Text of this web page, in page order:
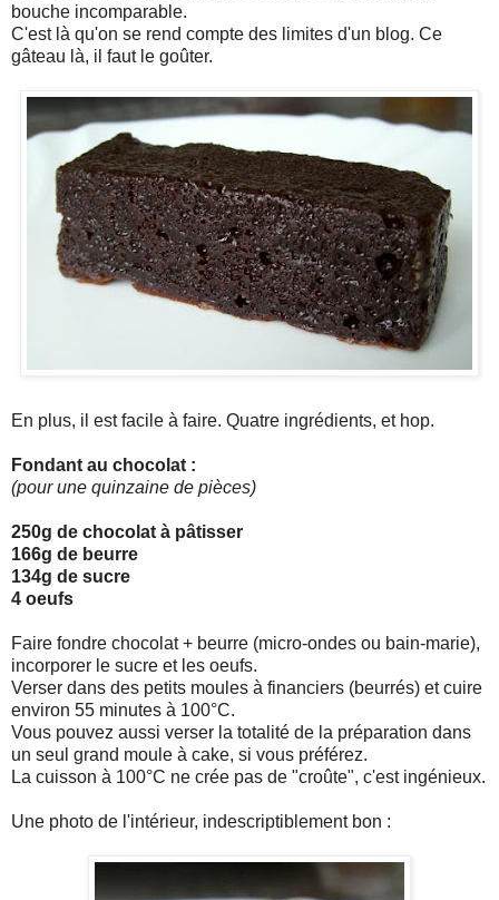
bouche incomparable.
C'est là qu'on se rend compte des limites d'un blog. Ce
gâteau là, il faut le goûter.
En plus, il est facile à faire. Quatre ingrédients, et hop.
Fondant au chocolat :
(pour une quinzaine de pièces)
250g de chocolat à pâtisser
166g de beurre
134g de sucre
4 oeufs
Faire fondre chocolat + beurre (micro-ondes ou bain-marie),
incorporer le sucre et les oeufs.
Verser dans des petits moules à financiers (beurrés) et cuire
environ 55 minutes à 100°C.
Vous pouvez aussi verser la totalité de la préparation dans
un seul grand moule à cake, si vous préférez.
La cuisson à 100°C ne crée pas de "croûte", c'est ingénieux.
Une photo de l'intérieur, indescriptiblement bon :